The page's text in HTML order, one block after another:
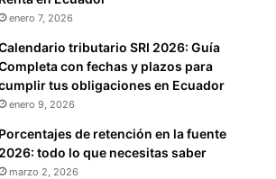
enero 7, 2026
tributario SRI 2026: Guía
con fechas y plazos para
tus obligaciones en Ecuador
enero 9, 2026
Porcentajes de retención en la fuente
2026: todo lo que necesitas saber
marzo 2, 2026